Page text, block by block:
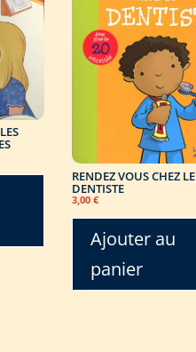
RENDEZ VOUS CHEZ LE
DENTISTE
3,00 €
Ajouter au
panier